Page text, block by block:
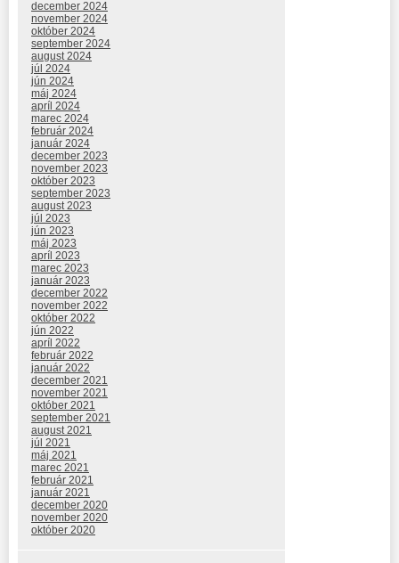
december 2024
november 2024
október 2024
september 2024
august 2024
júl 2024
jún 2024
máj 2024
apríl 2024
marec 2024
február 2024
január 2024
december 2023
november 2023
október 2023
september 2023
august 2023
júl 2023
jún 2023
máj 2023
apríl 2023
marec 2023
január 2023
december 2022
november 2022
október 2022
jún 2022
apríl 2022
február 2022
január 2022
december 2021
november 2021
október 2021
september 2021
august 2021
júl 2021
máj 2021
marec 2021
február 2021
január 2021
december 2020
november 2020
október 2020